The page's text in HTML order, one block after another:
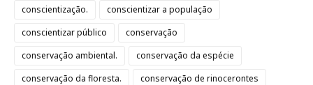
conscientização.
conscientizar a população
conscientizar público
conservação
conservação ambiental.
conservação da espécie
conservação da floresta.
conservação de rinocerontes